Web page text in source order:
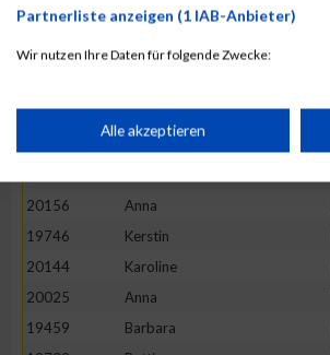
19715
Katrin
19536
Doris
19723
Lydia
Petra
20156
Anna
19746
Kerstin
20144
Karoline
20025
Anna
19459
Barbara
Partnerliste anzeigen (1 IAB-Anbieter)
Wir nutzen Ihre Daten für folgende Zwecke:
Speichern von oder Zugriff auf
Erstellung von Profilen für
Verwendung von Profilen zur Auswahl
Alle akzeptieren